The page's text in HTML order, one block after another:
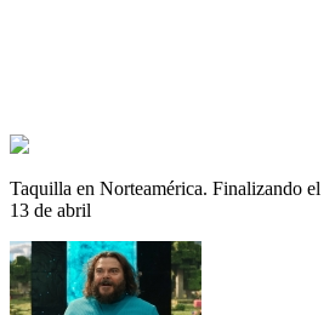
Taquilla en Norteamérica. Finalizando el
13 de abril